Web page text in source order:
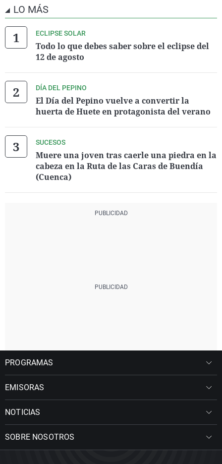
LO MÁS
ECLIPSE SOLAR
Todo lo que debes saber sobre el eclipse del
12 de agosto
DÍA DEL PEPINO
El Día del Pepino vuelve a convertir la
huerta de Huete en protagonista del verano
SUCESOS
Muere una joven tras caerle una piedra en la
cabeza en la Ruta de las Caras de Buendía
(Cuenca)
PROGRAMAS
EMISORAS
NOTICIAS
SOBRE NOSOTROS